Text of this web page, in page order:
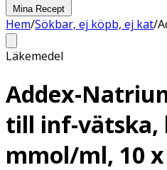
Mina Recept
Hem/Sökbar, ej köpb, ej kat/
Läkemedel
Addex-
till inf-vätska,
mmol/ml, 10